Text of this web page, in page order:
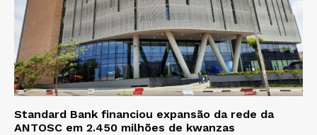
Standard Bank financiou expansão da rede da
ANTOSC em 2.450 milhões de kwanzas